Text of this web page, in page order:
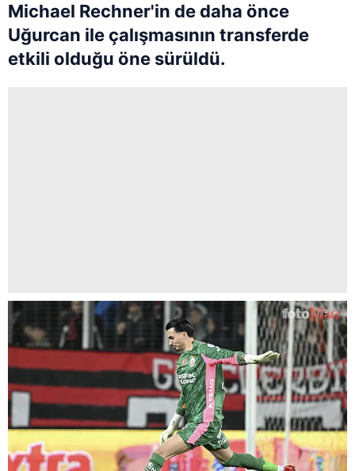
Michael Rechner'in de daha önce
Uğurcan ile çalışmasının transferde
etkili olduğu öne sürüldü.